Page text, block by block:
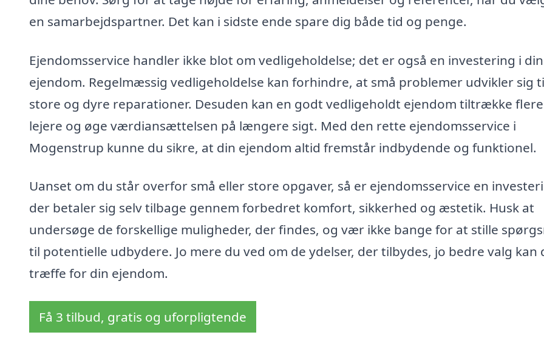
en samarbejdspartner. Det kan i sidste ende spare dig både tid og penge.
Ejendomsservice handler ikke blot om vedligeholdelse; det er også en investering i din
ejendom. Regelmæssig vedligeholdelse kan forhindre, at små problemer udvikler sig
store og dyre reparationer. Desuden kan en godt vedligeholdt ejendom tiltrække flere
lejere og øge værdiansættelsen på længere sigt. Med den rette ejendomsservice i
Mogenstrup kunne du sikre, at din ejendom altid fremstår indbydende og funktionel.
Uanset om du står overfor små eller store opgaver, så er ejendomsservice en
der betaler sig selv tilbage gennem forbedret komfort, sikkerhed og æstetik. Husk at
undersøge de forskellige muligheder, der findes, og vær ikke bange for at stille
til potentielle udbydere. Jo mere du ved om de ydelser, der tilbydes, jo bedre valg kan
træffe for din ejendom.
Få 3 tilbud, gratis og uforpligtende